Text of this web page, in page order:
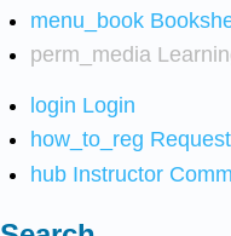
menu_book
perm_media
login Login
how_to_reg
hub Instructor